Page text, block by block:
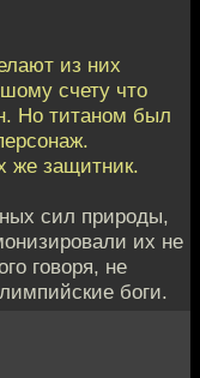
из них
счету что
Но титаном был
же защитник.
сил природы,
их не
говоря, не
боги.